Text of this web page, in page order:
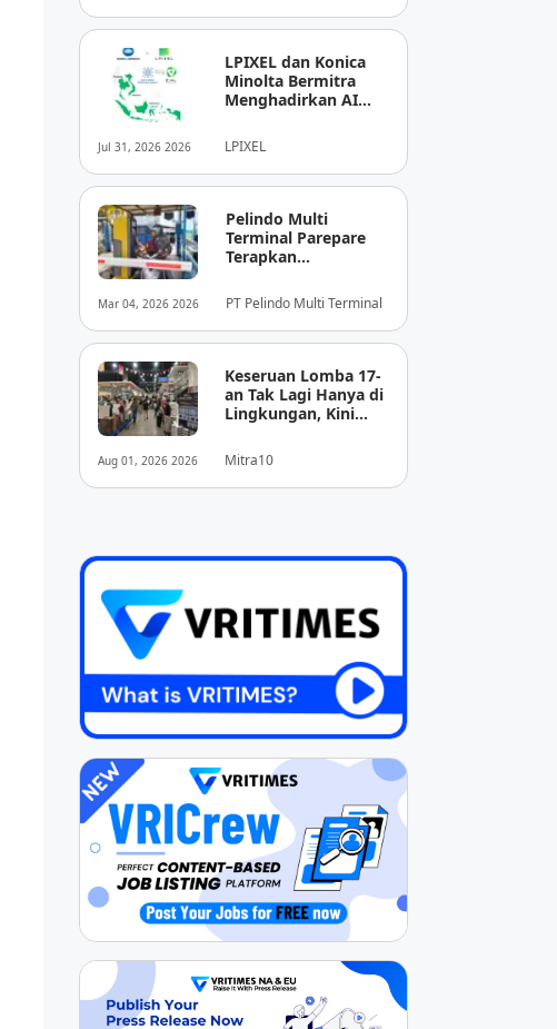
Jul 31, 2026 2026
LPIXEL dan Konica
Minolta Bermitra
Menghadirkan AI
Diagnosis Berbasis
Pencitraan Medis
“EIRL” di ASEAN
LPIXEL
Mar 04, 2026 2026
Pelindo Multi
Terminal Parepare
Terapkan
Nontunai di Pintu
Masuk Pelabuhan
Nusantara
PT Pelindo Multi Terminal
Aug 01, 2026 2026
Keseruan Lomba 17-
an Tak Lagi Hanya di
Lingkungan, Kini
Berbelanja
Mitra10